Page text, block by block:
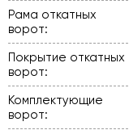
Рама откатных
ворот:
Покрытие откатных
ворот:
Комплектующие
ворот: